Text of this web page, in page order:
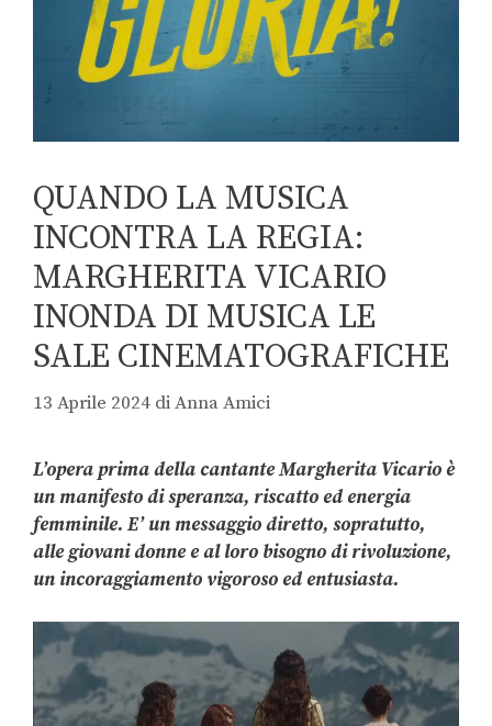
QUANDO LA MUSICA
INCONTRA LA REGIA:
MARGHERITA VICARIO
INONDA DI MUSICA LE
SALE CINEMATOGRAFICHE
13 Aprile 2024 diAnna Amici
L’opera prima della cantante Margherita Vicario è
un manifesto di speranza, riscatto ed energia
femminile. E’ un messaggio diretto, sopratutto,
alle giovani donne e al loro bisogno di rivoluzione,
un incoraggiamento vigoroso ed entusiasta.